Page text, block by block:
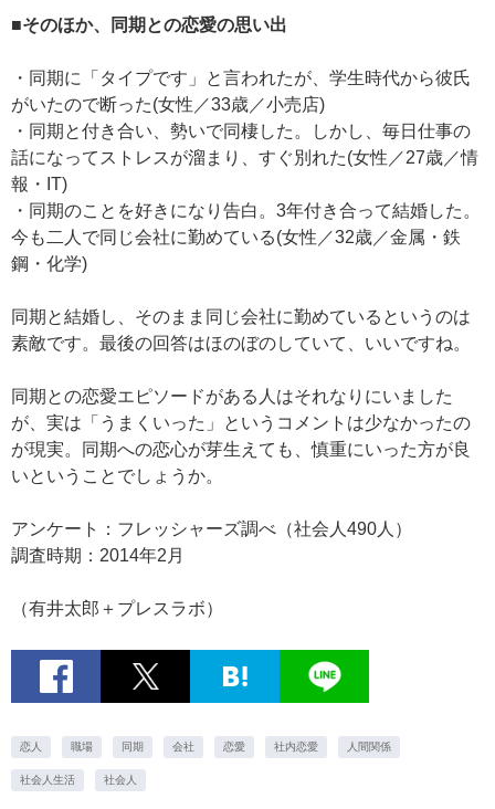
■そのほか、同期との恋愛の思い出
・同期に「タイプです」と言われたが、学生時代から彼氏
がいたので断った(女性／33歳／小売店)
・同期と付き合い、勢いで同棲した。しかし、毎日仕事の
話になってストレスが溜まり、すぐ別れた(女性／27歳／情
報・IT)
・同期のことを好きになり告白。3年付き合って結婚した。
今も二人で同じ会社に勤めている(女性／32歳／金属・鉄
鋼・化学)
同期と結婚し、そのまま同じ会社に勤めているというのは
素敵です。最後の回答はほのぼのしていて、いいですね。
同期との恋愛エピソードがある人はそれなりにいました
が、実は「うまくいった」というコメントは少なかったの
が現実。同期への恋心が芽生えても、慎重にいった方が良
いということでしょうか。
アンケート：フレッシャーズ調べ（社会人490人）
調査時期：2014年2月
（有井太郎＋プレスラボ）
恋人 職場 同期 会社 恋愛 社内恋愛 人間関係
社会人生活 社会人